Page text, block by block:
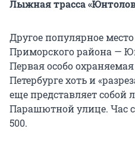
Лыжная трасса
Другое популярное
Приморского района —
Первая особо
Петербурге хоть и
еще представляет собой
Парашютной улице. Час
500.